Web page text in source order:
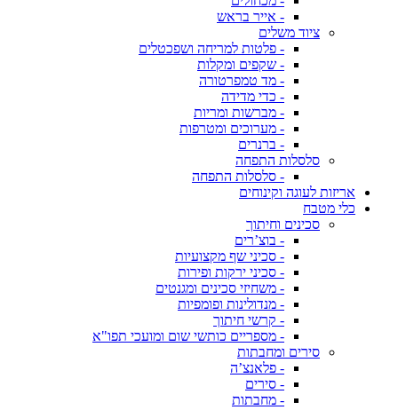
- אייר בראש
ציוד משלים
- פלטות למריחה ושפכטלים
- שקפים ומקלות
- מד טמפרטורה
- כדי מדידה
- מברשות ומריות
- מערוכים ומטרפות
- ברנרים
סלסלות התפחה
- סלסלות התפחה
אריזות לעוגה וקינוחים
כלי מטבח
סכינים וחיתוך
- בוצ’רים
- סכיני שף מקצועיות
- סכיני ירקות ופירות
- משחיזי סכינים ומגנטים
- מנדולינות ופומפיות
- קרשי חיתוך
- מספריים כותשי שום ומועכי תפו"א
סירים ומחבתות
- פלאנצ’ה
- סירים
- מחבתות